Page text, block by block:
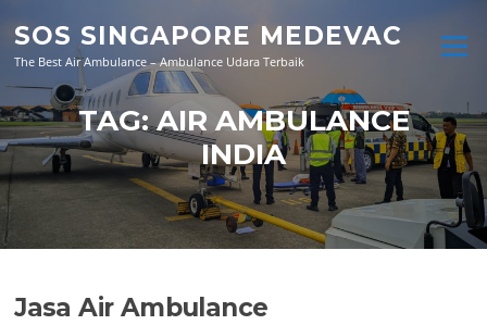
content
SOS SINGAPORE MEDEVAC
The Best Air Ambulance – Ambulance Udara Terbaik
Menu
TAG:AIR AMBULANCE
INDIA
Jasa Air Ambulance